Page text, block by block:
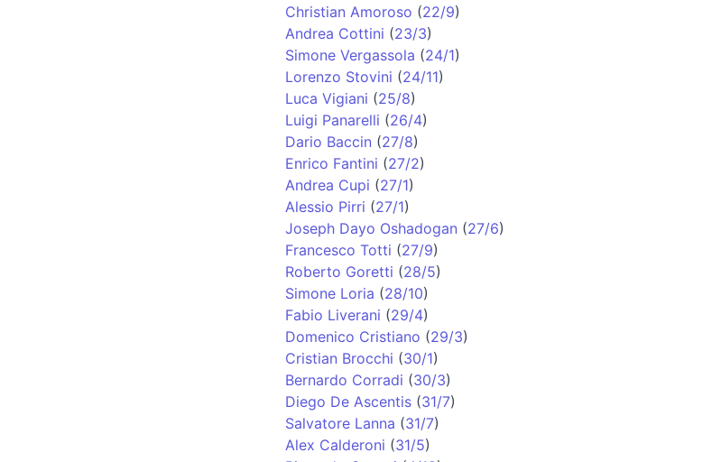
Christian Amoroso (22/9)
Andrea Cottini (23/3)
Simone Vergassola (24/1)
Lorenzo Stovini (24/11)
Luca Vigiani (25/8)
Luigi Panarelli (26/4)
Dario Baccin (27/8)
Enrico Fantini (27/2)
Andrea Cupi (27/1)
Alessio Pirri (27/1)
Joseph Dayo Oshadogan (27/6)
Francesco Totti (27/9)
Roberto Goretti (28/5)
Simone Loria (28/10)
Fabio Liverani (29/4)
Domenico Cristiano (29/3)
Cristian Brocchi (30/1)
Bernardo Corradi (30/3)
Diego De Ascentis(31/7)
Salvatore Lanna (31/7)
Alex Calderoni (31/5)